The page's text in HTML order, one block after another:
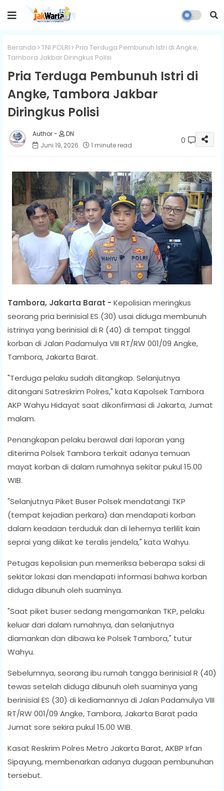
Beranda TNI POLRI
Pria Terduga Pembunuh Istri di Angke,
Tambora Jakbar Diringkus Polisi
Pria Terduga Pembunuh Istri di
Angke, Tambora Jakbar
Diringkus Polisi
DN
Juni 19, 2026
1 minute read 0
Tambora, Jakarta Barat - Kepolisian meringkus
seorang pria berinisial ES (30) usai diduga membunuh
istrinya yang berinisial di R (40) di tempat tinggal
korban di Jalan Padamulya VIII RT/RW 001/09 Angke,
Tambora, Jakarta Barat.
"Terduga pelaku sudah ditangkap. Selanjutnya
ditangani Satreskrim Polres," kata Kapolsek Tambora
AKP Wahyu Hidayat saat dikonfirmasi di Jakarta, Jumat
malam.
Penangkapan pelaku berawal dari laporan yang
diterima Polsek Tambora terkait adanya temuan
mayat korban di dalam rumahnya sekitar pukul 15.00
WIB.
"Selanjutnya Piket Buser Polsek mendatangi TKP
(tempat kejadian perkara) dan mendapati korban
dalam keadaan terduduk dan di lehernya terlilit kain
seprai yang diikat ke teralis jendela," kata Wahyu.
Petugas kepolisian pun memeriksa beberapa saksi di
sekitar lokasi dan mendapati informasi bahwa korban
diduga dibunuh oleh suaminya.
"Saat piket buser sedang mengamankan TKP, pelaku
keluar dari dalam rumahnya, dan selanjutnya
diamankan dan dibawa ke Polsek Tambora," tutur
Wahyu.
Sebelumnya, seorang ibu rumah tangga berinisial R (40)
tewas setelah diduga dibunuh oleh suaminya yang
berinisial ES (30) di kediamannya di Jalan Padamulya VIII
RT/RW 001/09 Angke, Tambora, Jakarta Barat pada
Jumat sore sekira pukul 15.00 WIB.
Kasat Reskrim Polres Metro Jakarta Barat, AKBP Irfan
Sipayung, membenarkan adanya dugaan pembunuhan
tersebut.